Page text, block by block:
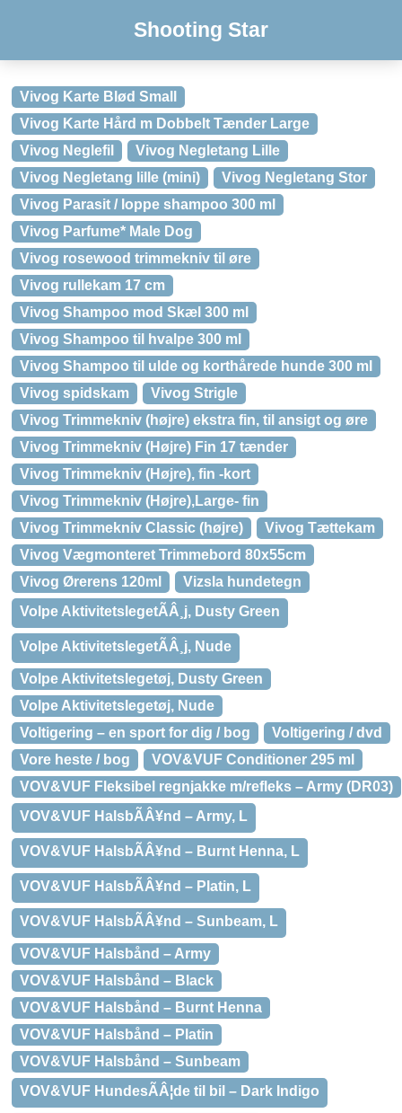
Shooting Star
Vivog Karte Blød Small
Vivog Karte Hård m Dobbelt Tænder Large
Vivog Neglefil
Vivog Negletang Lille
Vivog Negletang lille (mini)
Vivog Negletang Stor
Vivog Parasit / loppe shampoo 300 ml
Vivog Parfume* Male Dog
Vivog rosewood trimmekniv til øre
Vivog rullekam 17 cm
Vivog Shampoo mod Skæl 300 ml
Vivog Shampoo til hvalpe 300 ml
Vivog Shampoo til ulde og korthårede hunde 300 ml
Vivog spidskam
Vivog Strigle
Vivog Trimmekniv (højre) ekstra fin, til ansigt og øre
Vivog Trimmekniv (Højre) Fin 17 tænder
Vivog Trimmekniv (Højre), fin -kort
Vivog Trimmekniv (Højre),Large- fin
Vivog Trimmekniv Classic (højre)
Vivog Tættekam
Vivog Vægmonteret Trimmebord 80x55cm
Vivog Ørerens 120ml
Vizsla hundetegn
Volpe AktivitetslegetÃÂ¸j, Dusty Green
Volpe AktivitetslegetÃÂ¸j, Nude
Volpe Aktivitetslegetøj, Dusty Green
Volpe Aktivitetslegetøj, Nude
Voltigering – en sport for dig / bog
Voltigering / dvd
Vore heste / bog
VOV&VUF Conditioner 295 ml
VOV&VUF Fleksibel regnjakke m/refleks – Army (DR03)
VOV&VUF HalsbÃÂ¥nd – Army, L
VOV&VUF HalsbÃÂ¥nd – Burnt Henna, L
VOV&VUF HalsbÃÂ¥nd – Platin, L
VOV&VUF HalsbÃÂ¥nd – Sunbeam, L
VOV&VUF Halsbånd – Army
VOV&VUF Halsbånd – Black
VOV&VUF Halsbånd – Burnt Henna
VOV&VUF Halsbånd – Platin
VOV&VUF Halsbånd – Sunbeam
VOV&VUF HundesÃÂ¦de til bil – Dark Indigo